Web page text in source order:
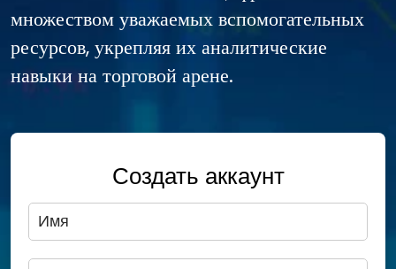
множеством уважаемых вспомогательных
ресурсов, укрепляя их аналитические
навыки на торговой арене.